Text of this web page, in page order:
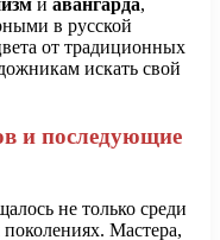
и авангарда,
в русской
от традиционных
искать свой
и последующие
не только среди
Мастера,